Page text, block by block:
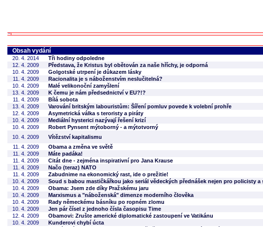
Obsah vydání
20. 4. 2014 Tři hodiny odpoledne
12. 4. 2009
Představa, že Kristus byl obětován za naše hříchy, je odporná
10. 4. 2009
Golgotské utrpení je důkazem lásky
11. 4. 2009
Racionalita je s náboženstvím neslučitelná?
10. 4. 2009
Malé velikonoční zamyšlení
13. 4. 2009
K čemu je nám předsednictví v EU?!?
11. 4. 2009
Bílá sobota
13. 4. 2009
Varování britským labouristům: Šíření pomluv povede k volební prohře
12. 4. 2009
Asymetrická válka s teroristy a piráty
10. 4. 2009
Mediální hysterici nazývají řešení krizí
10. 4. 2009
Robert Pynsent mýtoborný - a mýtotvorný
10. 4. 2009
Vítězství kapitalismu
11. 4. 2009
Obama a změna ve světě
11. 4. 2009
Máte padáka!
11. 4. 2009
Citát dne - zejména inspirativní pro Jana Krause
11. 4. 2009
Načo (teraz) NATO
11. 4. 2009
Zabudnime na ekonomický rast, ide o prežitie!
10. 4. 2009
Soud s babou mastičkářkou jako seriál vědeckých přednášek nejen pro policisty a
10. 4. 2009
Obama: Jsem zde díky Pražskému jaru
10. 4. 2009
Marxismus a "náboženská" dimenze moderního člověka
10. 4. 2009
Rady německému básníku po ropném zlomu
10. 4. 2009
Jen pár čísel z jednoho čísla časopisu Time
12. 4. 2009
Obamovi: Zrušte americké diplomatické zastoupení ve Vatikánu
10. 4. 2009
Kunderovi chybí úcta